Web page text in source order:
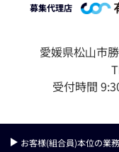
募集代理店
愛媛県松⼭市
受付時間
お客様(組合員)本位の業